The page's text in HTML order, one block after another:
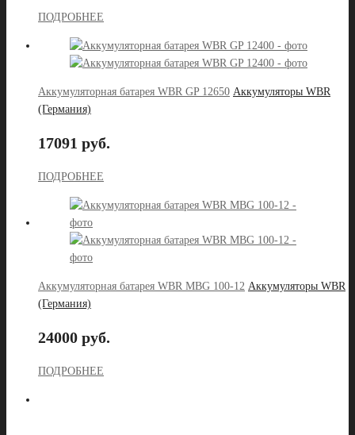
ПОДРОБНЕЕ
Аккумуляторная батарея WBR GP 12650 Аккумуляторы WBR
(Германия)
17091 руб.
ПОДРОБНЕЕ
Аккумуляторная батарея WBR MBG 100-12 Аккумуляторы WBR
(Германия)
24000 руб.
ПОДРОБНЕЕ